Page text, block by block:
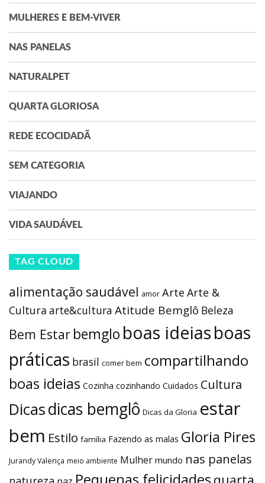
MULHERES E BEM-VIVER
NAS PANELAS
NATURALPET
QUARTA GLORIOSA
REDE ECOCIDADÃ
SEM CATEGORIA
VIAJANDO
VIDA SAUDÁVEL
TAG CLOUD
alimentação saudável amor Arte Arte &
Cultura arte&cultura Atitude Bemglô Beleza
Bem Estar bemglo boas ideiasboas
práticas brasil comer bem compartilhando
boas ideias Cozinha cozinhando Cuidados Cultura
Dicasdicas bemglô Dicas da Gloria estar
bem Estilo família Fazendo as malas Gloria Pires
Jurandy Valença meio ambiente Mulher mundo nas panelas